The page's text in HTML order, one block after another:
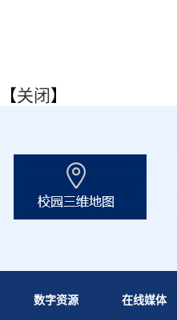
【关闭 】
数字资源 在线媒体